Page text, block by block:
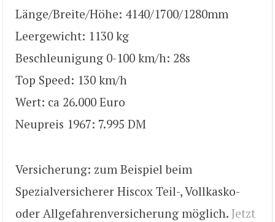
Länge/Breite/Höhe: 4140/1700/1280mm
Leergewicht: 1130 kg
Beschleunigung 0-100 km/h: 28s
Top Speed: 130 km/h
Wert: ca 26.000 Euro
Neupreis 1967: 7.995 DM
Versicherung: zum Beispiel beim
Spezialversicherer Hiscox Teil-, Vollkasko-
oder Allgefahrenversicherung möglich. Jetzt